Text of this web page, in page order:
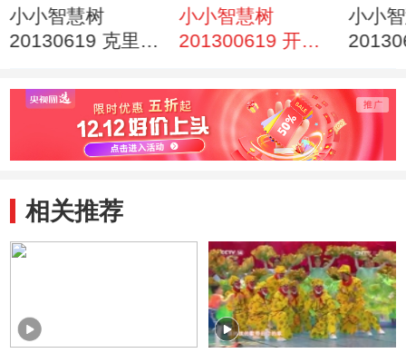
小小智慧树
20130619 克里克
雀
小小智慧树
201300619 开场
小小
相关推荐